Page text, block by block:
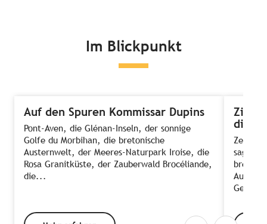
Im Blickpunkt
Auf den Spuren Kommissar Dupins
Pont-Aven, die Glénan-Inseln, der sonnige
Golfe du Morbihan, die bretonische
Austernwelt, der Meeres-Naturpark Iroise, die
Rosa Granitküste, der Zauberwald Brocéliande,
die...
die
Zeit,
sagt
Gehen